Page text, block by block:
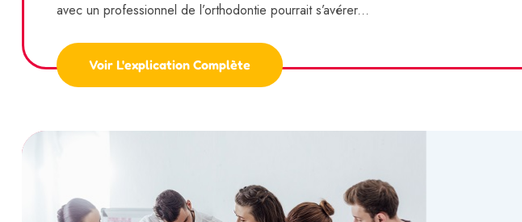
avec un professionnel de l’orthodontie pourrait s’avérer...
Voir L'explication Complète